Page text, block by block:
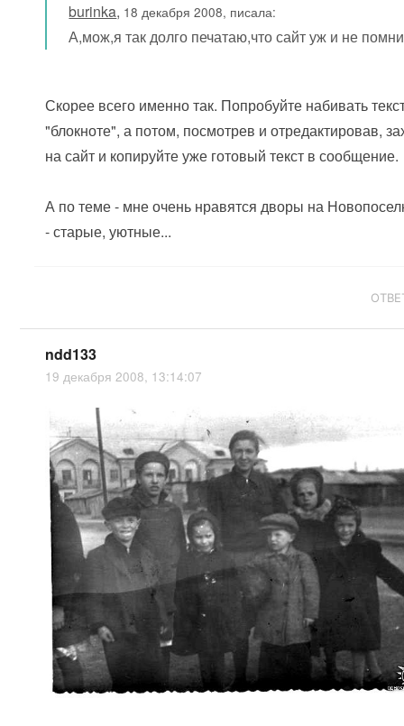
burinka, 18 декабря 2008, писала:
А,мож,я так долго печатаю,что сайт уж и не
Скорее всего именно так. Попробуйте набивать
"блокноте", а потом, посмотрев и отредактировав,
на сайт и копируйте уже готовый текст в сообщение.
А по теме - мне очень нравятся дворы на
- старые, уютные...
ndd133
19 декабря 2008, 13:14:07